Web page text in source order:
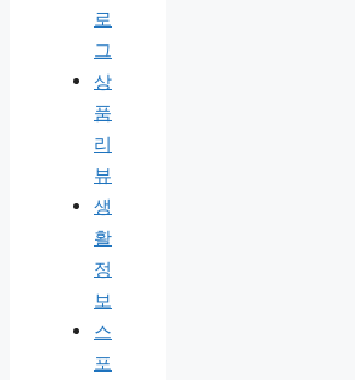
로
그
상
품
리
뷰
생
활
정
보
스
포